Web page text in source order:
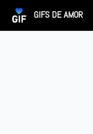
GIFS DE AMOR